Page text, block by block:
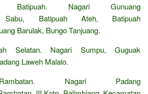
Batipuah. Nagari Gunuang
Batipuah Ateh, Batipuah
Barulak, Bungo Tanjuang.
Selatan. Nagari Sumpu, Guguak
Laweh Malalo.
Nagari Padang